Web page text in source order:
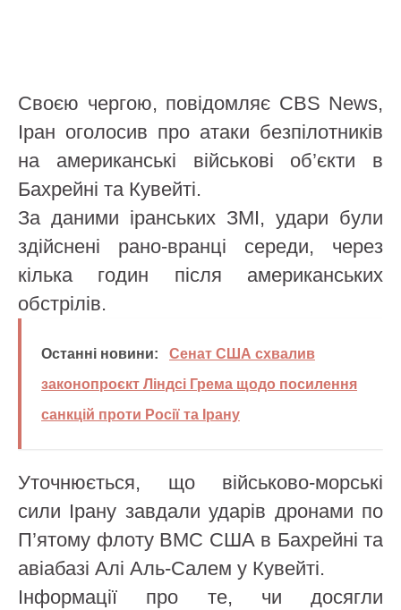
Своєю чергою, повідомляє CBS News,
Іран оголосив про атаки безпілотників
на американські військові об’єкти в
Бахрейні та Кувейті.
За даними іранських ЗМІ, удари були
здійснені рано-вранці середи, через
кілька годин після американських
обстрілів.
Останні новини:
Сенат США схвалив
законопроєкт Ліндсі Грема щодо посилення
санкцій проти Росії та Ірану
Уточнюється, що військово-морські
сили Ірану завдали ударів дронами по
П’ятому флоту ВМС США в Бахрейні та
авіабазі Алі Аль-Салем у Кувейті.
Інформації про те, чи досягли